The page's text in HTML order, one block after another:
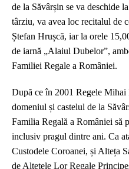
de la Săvârșin se va deschide
târziu, va avea loc recitalul de
Ștefan Hrușcă, iar la orele
de iarnă „Alaiul Dubelor”,
Familiei Regale a României.
După ceîn 2001 Regele Mihai
domeniul și castelul de la
Familia Regală a României să
inclusiv pragul dintre ani. Ca
Custodele Coroanei, și Alteța
de Altețele Lor Regale